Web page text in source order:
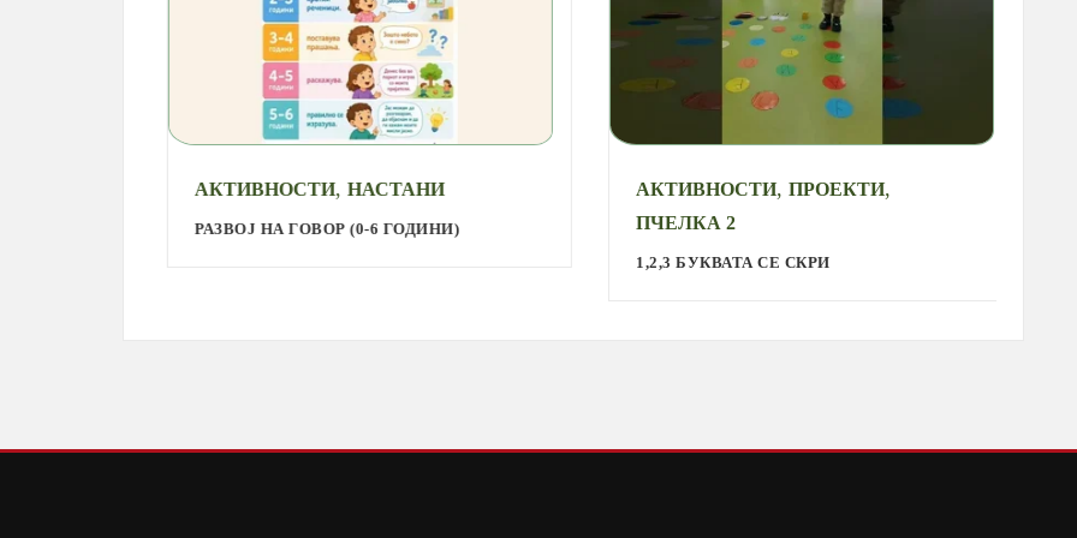
АКТИВНОСТИ,НАСТАНИ
РАЗВОЈ НА ГОВОР (0-6 ГОДИНИ)
АКТИВНОСТИ,ПРОЕКТИ,
ПЧЕЛКА 2
1,2,3 БУКВАТА СЕ СКРИ